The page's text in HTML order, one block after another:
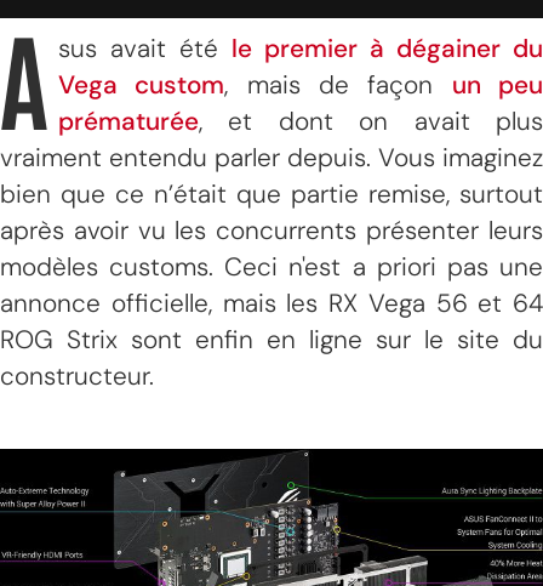
A sus avait été le premier à dégainer du
Vega custom, mais de façon un peu
prématurée, et dont on avait plus
vraiment entendu parler depuis. Vous imaginez
bien que ce n’était que partie remise, surtout
après avoir vu les concurrents présenter leurs
modèles customs. Ceci n'est a priori pas une
annonce officielle, mais les RX Vega 56 et 64
ROG Strix sont enfin en ligne sur le site du
constructeur.